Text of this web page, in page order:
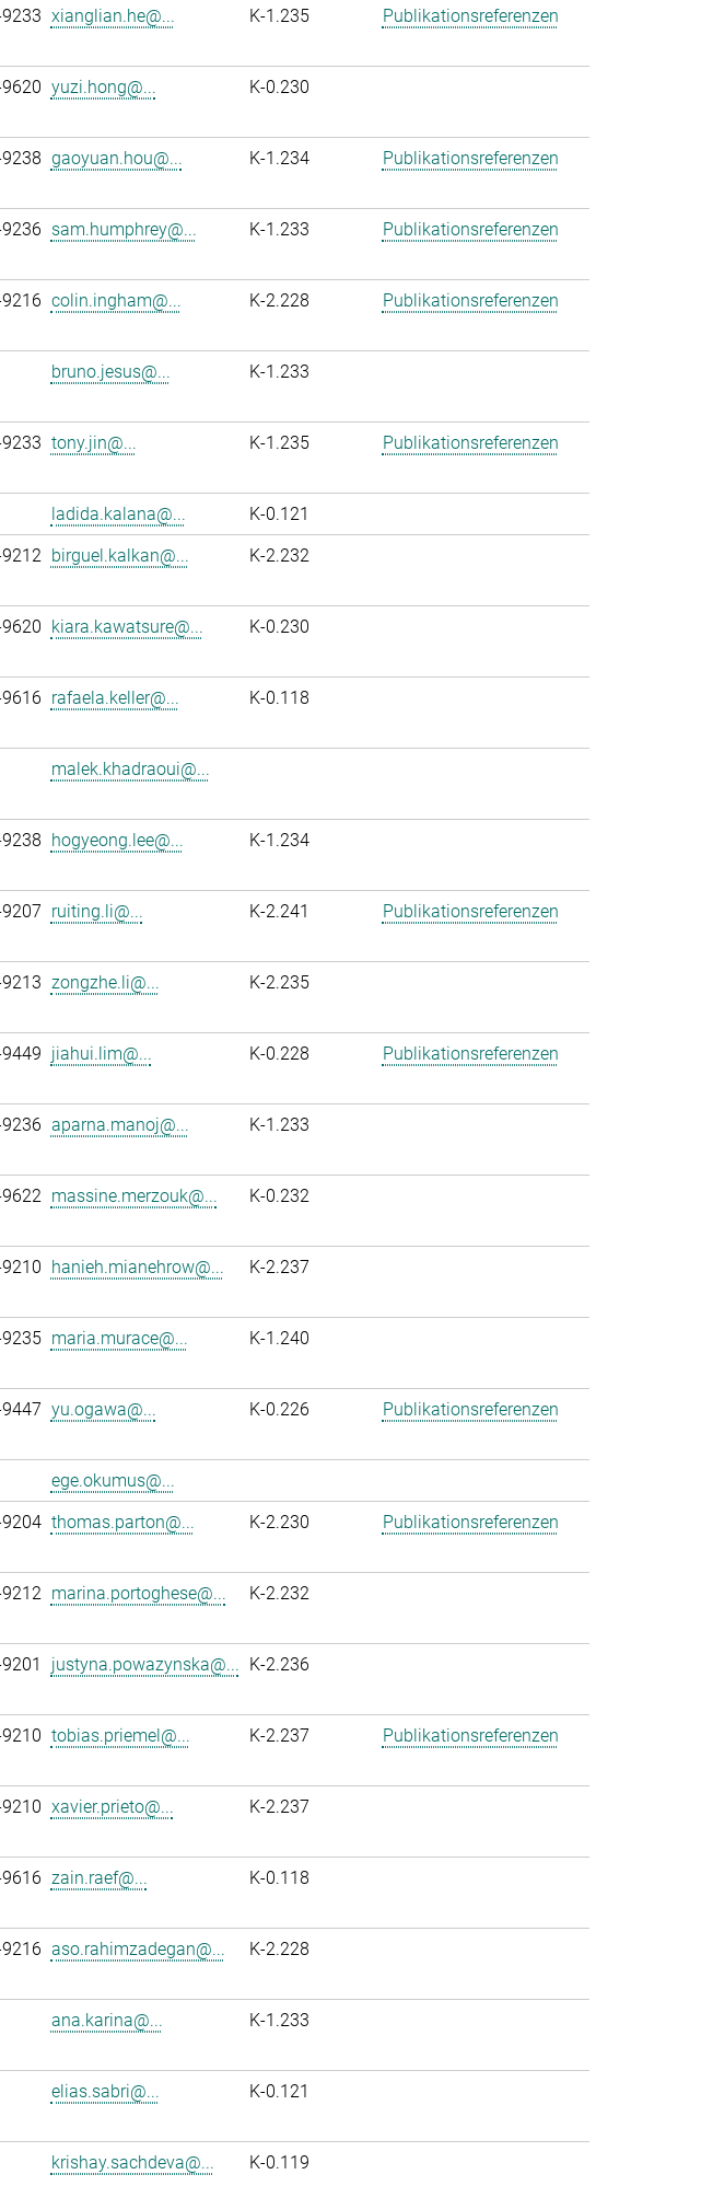
xianglian.he@... K-1.235 Publikationsreferenzen
yuzi.hong@... K-0.230
gaoyuan.hou@... K-1.234 Publikationsreferenzen
sam.humphrey@... K-1.233 Publikationsreferenzen
colin.ingham@... K-2.228 Publikationsreferenzen
bruno.jesus@... K-1.233
tony.jin@... K-1.235 Publikationsreferenzen
ladida.kalana@...
K-0.121
birguel.kalkan@... K-2.232
kiara.kawatsure@... K-0.230
rafaela.keller@... K-0.118
malek.khadraoui@...
hogyeong.lee@... K-1.234
ruiting.li@... K-2.241 Publikationsreferenzen
zongzhe.li@... K-2.235
jiahui.lim@... K-0.228 Publikationsreferenzen
aparna.manoj@... K-1.233
massine.merzouk@... K-0.232
hanieh.mianehrow@... K-2.237
maria.murace@... K-1.240
yu.ogawa@... K-0.226 Publikationsreferenzen
ege.okumus@...
thomas.parton@... K-2.230 Publikationsreferenzen
marina.portoghese@... K-2.232
justyna.powazynska@... K-2.236
tobias.priemel@... K-2.237 Publikationsreferenzen
xavier.prieto@... K-2.237
zain.raef@... K-0.118
aso.rahimzadegan@... K-2.228
ana.karina@... K-1.233
elias.sabri@... K-0.121
krishay.sachdeva@... K-0.119